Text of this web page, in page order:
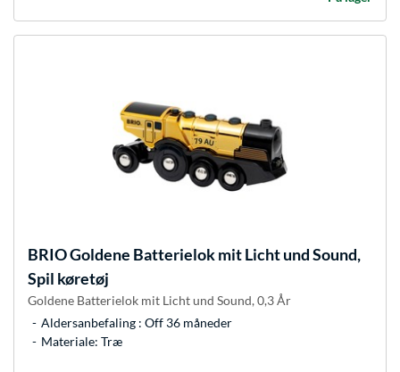
BRIOGoldene Batterielok mit Licht und Sound,
Spil køretøj
Goldene Batterielok mit Licht und Sound, 0,3 År
Aldersanbefaling : Off 36 måneder
Materiale: Træ